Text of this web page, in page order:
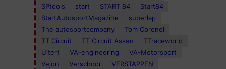
SPtools
start START 84
Start84
StartAutosportMagazine
superlap
The autosportcompany
Tom Coronel
TT Circuit
TT Circuit Assen
TTraceworld
Uitert
VA-engineering
VA-Motorsport
Vejon
Verschoor
VERSTAPPEN